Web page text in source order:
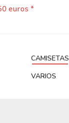
euros *
CAMISETAS
VARIOS